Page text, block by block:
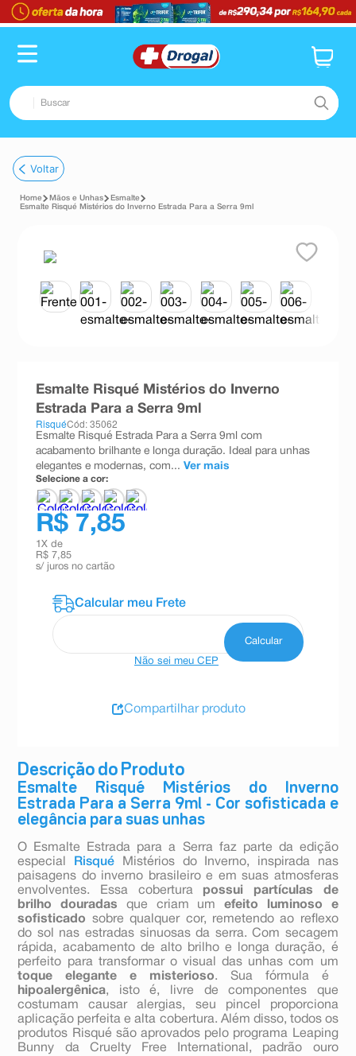
Buscar
1º fralda
2º dipirona
tadalafila
minoxidil
desodorante
absorvente
ºshampoo
Voltar
Mãos e Unhas
Esmalte
Esmalte Risqué Mistérios do Inverno Estrada Para a Serra 9ml
Descrição do Produto
Esmalte Risqué Mistérios do Inverno
Estrada Para a Serra 9ml - Cor sofisticada e
elegância para suas unhas
O Esmalte Estrada para a Serra faz parte da edição
especial
Risqué Mistérios do Inverno, inspirada nas
paisagens do inverno brasileiro e em suas atmosferas
envolventes. Essa cobertura possui partículas de
brilho douradas que criam umefeito luminoso e
sofisticado sobre qualquer cor, remetendo ao reflexo
do sol nas estradas sinuosas da serra. Com secagem
rápida, acabamento de alto brilho e longa duração, é
perfeito para transformar o visual das unhas com um
toque elegante e misterioso. Sua fórmula é
hipoalergênica, isto é, livre de componentes que
costumam causar alergias, seu pincel proporciona
aplicação perfeita e alta cobertura. Além disso, todos os
produtos Risqué são aprovados pelo programa Leaping
Bunny da Cruelty Free International, padrão ouro
Esmalte Risqué Mistérios do Inverno
Estrada Para a Serra 9ml
RisquéCód: 35062
Esmalte Risqué Estrada Para a Serra 9ml com
acabamento brilhante e longa duração. Ideal para unhas
elegantes e modernas, com... Ver mais
Selecione a cor:
R$ 7,85
1 X de
R$ 7,85
s/ juros no cartão
Não sei meu CEP
Compartilhar produto